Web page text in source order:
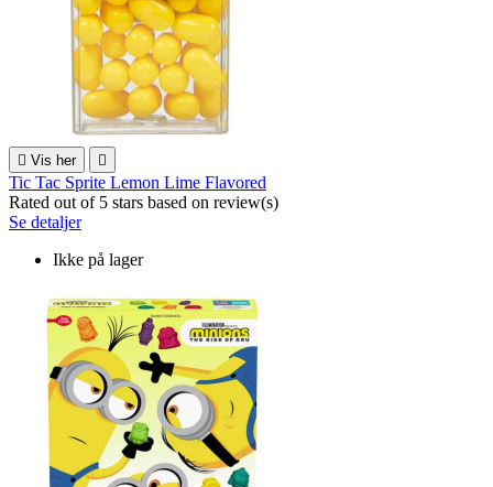
 Vis her 
Tic Tac Sprite Lemon Lime Flavored
Rated out of 5 stars based on review(s)
Se detaljer
Ikke på lager